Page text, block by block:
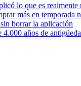
lo que es realmente
más en temporada
borrar la aplicación
años de